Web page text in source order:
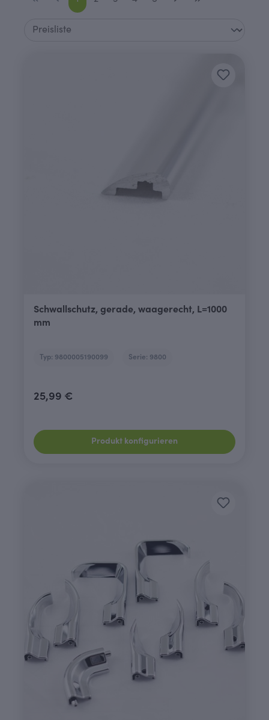
Schwallschutz, gerade, waagerecht, L=1000
mm
Typ: 9800005190099 Serie: 9800
25,99 €
Produkt konfigurieren